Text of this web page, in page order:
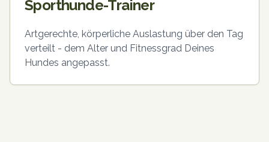
Sporthunde-Trainer
Artgerechte, körperliche Auslastung über den Tag
verteilt - dem Alter und Fitnessgrad Deines
Hundes angepasst.